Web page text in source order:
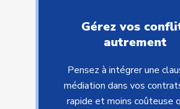
Gérez vos
autrement
Pensez à intégrer une
médiation dans vos
rapide et moins coûteuse